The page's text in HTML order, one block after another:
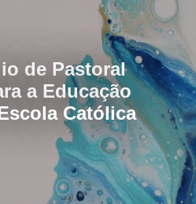
de Pastoral
a Educação
Católica